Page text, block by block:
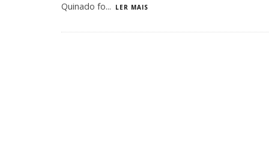
Quinado fo... LER MAIS